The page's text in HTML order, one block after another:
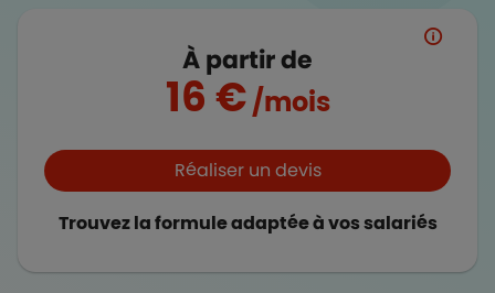
À partir de
16 €/mois
Boutons et liensRéaliser un devis
Trouvez la formule adaptée à vos salariés